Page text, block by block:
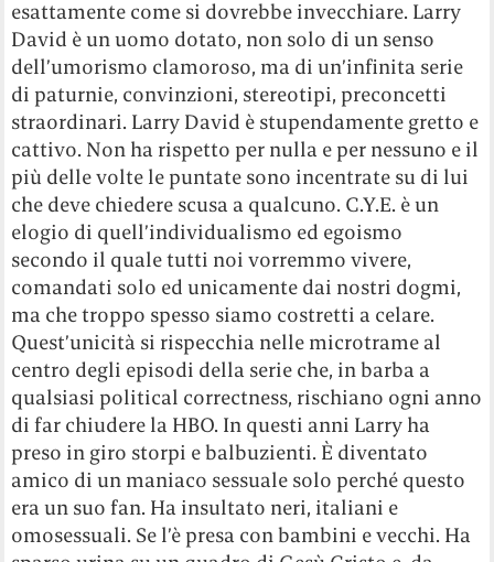
esattamente come si dovrebbe invecchiare. Larry
David è un uomo dotato, non solo di un senso
dell’umorismo clamoroso, ma di un’infinita serie
di paturnie, convinzioni, stereotipi, preconcetti
straordinari. Larry David è stupendamente gretto e
cattivo. Non ha rispetto per nulla e per nessuno e il
più delle volte le puntate sono incentrate su di lui
che deve chiedere scusa a qualcuno. C.Y.E. è un
elogio di quell’individualismo ed egoismo
secondo il quale tutti noi vorremmo vivere,
comandati solo ed unicamente dai nostri dogmi,
ma che troppo spesso siamo costretti a celare.
Quest’unicità si rispecchia nelle microtrame al
centro degli episodi della serie che, in barba a
qualsiasi political correctness, rischiano ogni anno
di far chiudere la HBO. In questi anni Larry ha
preso in giro storpi e balbuzienti. È diventato
amico di un maniaco sessuale solo perché questo
era un suo fan. Ha insultato neri, italiani e
omosessuali. Se l’è presa con bambini e vecchi. Ha